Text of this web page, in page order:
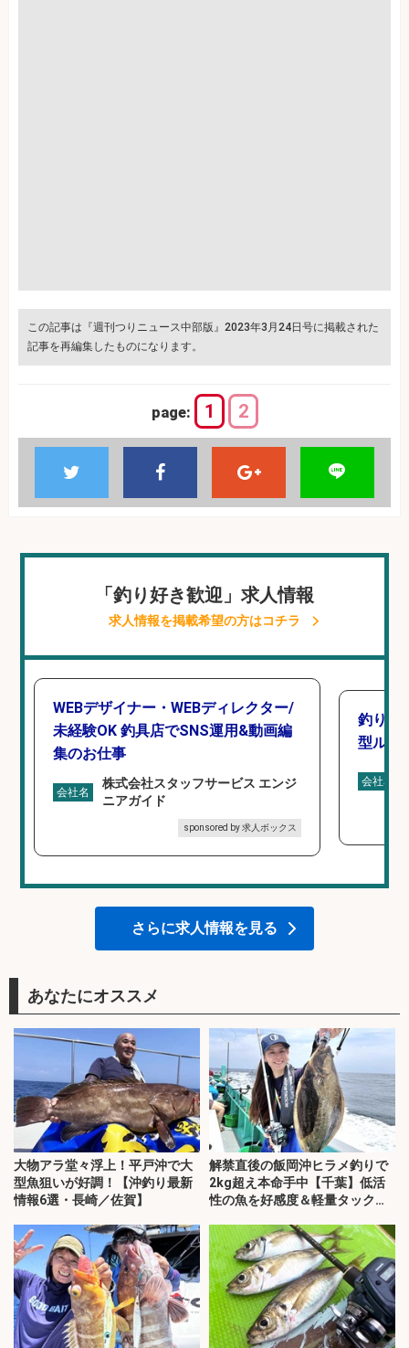
この記事は『週刊つりニュース中部版』2023年3月24日号に掲載された
記事を再編集したものになります。
page: 1 2
「釣り好き歓迎」求人情報
求人情報を掲載希望の方はコチラ
WEBデザイナー・WEBディレクター/
未経験OK 釣具店でSNS運用&動画編
集のお仕事
会社名
株式会社スタッフサービス エンジ
ニアガイド
sponsored by 求人ボックス
釣り好
型ルー
会社名
さらに求人情報を見る
あなたにオススメ
大物アラ堂々浮上！平戸沖で大
型魚狙いが好調！【沖釣り最新
情報6選・長崎／佐賀】
解禁直後の飯岡沖ヒラメ釣りで
2kg超え本命手中【千葉】低活
性の魚を好感度＆軽量タックル